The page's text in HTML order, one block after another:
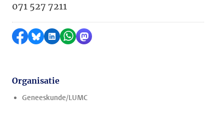
071 527 7211
Delen op Facebook
Delen via Bluesky
Delen op LinkedIn
Delen via WhatsApp
Delen via Mastodon
Organisatie
Geneeskunde/LUMC